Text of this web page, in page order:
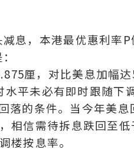
息，本港最优惠利率
厘，对比美息加幅
平未必有即时跟随下调
落的条件。当今年美息
相信需待拆息跌回至
楼按息率。